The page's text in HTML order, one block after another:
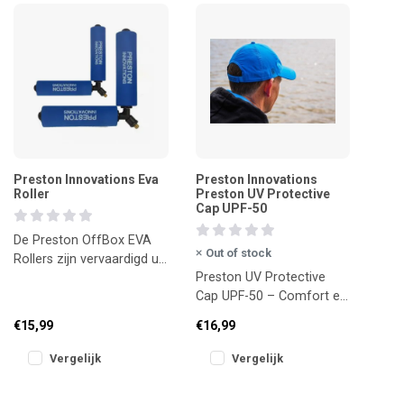
Preston Innovations Eva
Roller
De Preston OffBox EVA
Rollers zijn vervaardigd uit
€15,99
Vergelijk
Preston Innovations
Preston UV Protective
Cap UPF-50
Out of stock
Preston UV Protective
Cap UPF-50 – Comfort en
€16,99
Vergelijk